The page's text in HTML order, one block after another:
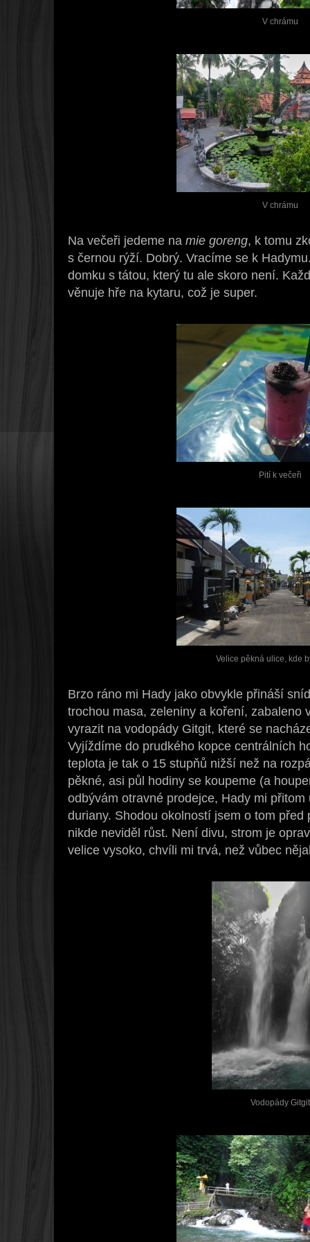
V chrámu
V chrámu
Na večeři jedeme na mie goreng, k tomu
s černou rýží. Dobrý. Vracíme se k
domku s tátou, který tu ale skoro není.
věnuje hře na kytaru, což je super.
Pití k večeři
Velice pěkná ulice, kde
Brzo ráno mi Hady jako obvykle přináší
trochou masa, zeleniny a koření, zabaleno
vyrazit na vodopády Gitgit, které se
Vyjíždíme do prudkého kopce centrálních
teplota je tak o 15 stupňů nižší než na
pěkné, asi půl hodiny se koupeme (a
odbývám otravné prodejce, Hady mi
duriany. Shodou okolností jsem o tom
nikde neviděl růst. Není divu, strom je
velice vysoko, chvíli mi trvá, než vůbec
Vodopády Gitgit